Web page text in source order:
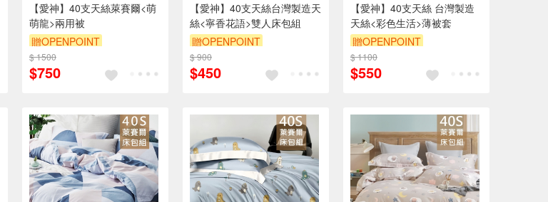
【愛神】40支天絲萊賽爾<萌
萌龍>兩用被
贈OPENPOINT
$ 1500
$750
【愛神】40支天絲台灣製造天
絲<寧香花語>雙人床包組
贈OPENPOINT
$ 900
$450
【愛神】40支天絲 台灣製造
天絲<彩色生活>薄被套
贈OPENPOINT
$ 1100
$550